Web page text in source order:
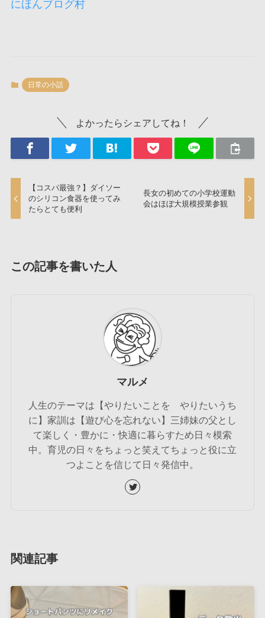
にほんブログ村
日常の小話
よかったらシェアしてね！
【コスパ最強？】ダイソー
のシリコン食器を使ってみ
たらとても便利
長女の初めての小学校運動
会はほぼ大規模授業参観
この記事を書いた人
マルメ
人生のテーマは【やりたいことを やりたいうち
に】家訓は【遊び心を忘れない】三姉妹の父とし
て楽しく・豊かに・快適に暮らすため日々模索
中。育児の日々をちょっと笑えてちょっと役に立
つよことを信じて日々発信中。
関連記事